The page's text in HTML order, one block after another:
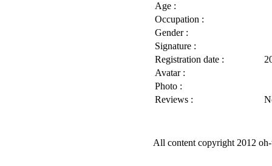
Age :
Occupation :
Gender :
Signature :
Registration date :
Avatar :
Photo :
Reviews :
All content copyright 2012